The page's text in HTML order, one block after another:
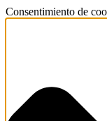
Consentimiento de